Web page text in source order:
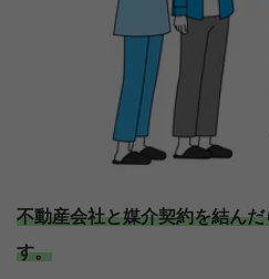
不動産会社と媒介契約を結ん
す。